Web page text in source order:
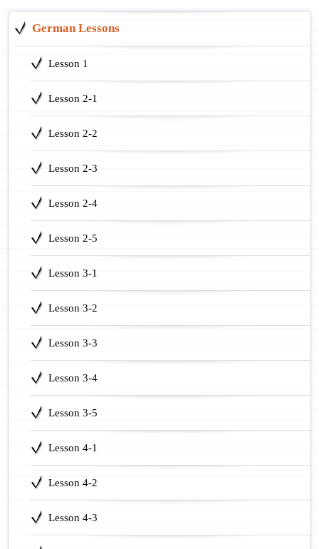
German Lessons
Lesson 1
Lesson 2-1
Lesson 2-2
Lesson 2-3
Lesson 2-4
Lesson 2-5
Lesson 3-1
Lesson 3-2
Lesson 3-3
Lesson 3-4
Lesson 3-5
Lesson 4-1
Lesson 4-2
Lesson 4-3